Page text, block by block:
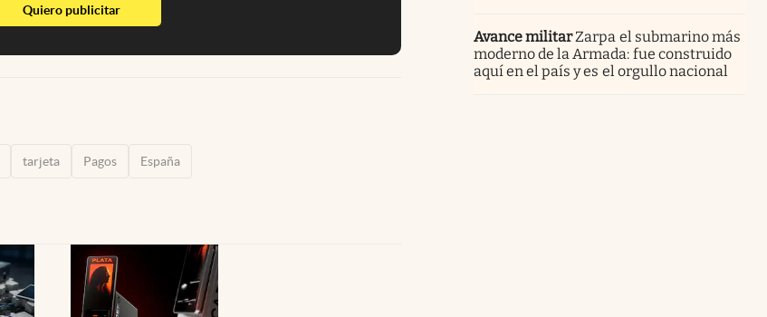
Quiero publicitarabre en nueva pestaña
tarjeta Pagos España
Avance militarZarpa el submarino más
moderno de la Armada: fue construido
aquí en el país y es el orgullo nacional